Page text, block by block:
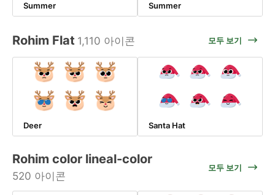
Summer Summer
Rohim Flat 1,110 아이콘 모두 보기
Deer Santa Hat
Rohim color lineal-color
520 아이콘
모두 보기